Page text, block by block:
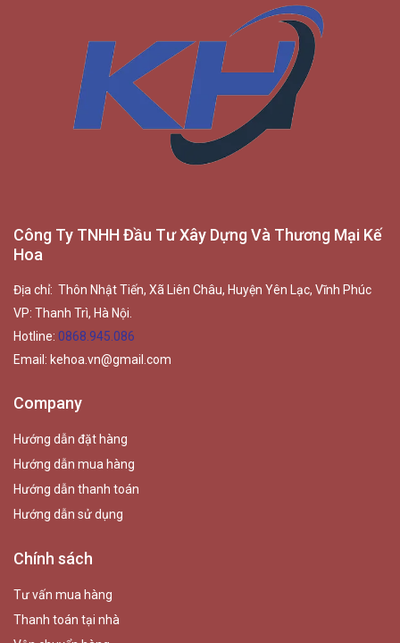
Công Ty TNHH Đầu Tư Xây Dựng Và Thương Mại Kế
Hoa
Địa chỉ: Thôn Nhật Tiến, Xã Liên Châu, Huyện Yên Lạc, Vĩnh Phúc
VP: Thanh Trì, Hà Nội.
Hotline: 0868.945.086
Email: kehoa.vn@gmail.com
Company
Hướng dẫn đặt hàng
Hướng dẫn mua hàng
Hướng dẫn thanh toán
Hướng dẫn sử dụng
Chính sách
Tư vấn mua hàng
Thanh toán tại nhà